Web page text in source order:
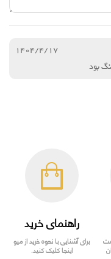
1404/4/17
بود
راهنمای خرید
برای آشنایی با نحوه خرید از میو
اینجا کلیک کنید.